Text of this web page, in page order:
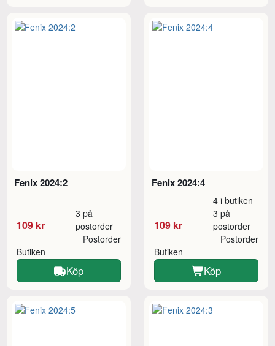
Fenix 2024:2
109 kr
3 på
postorder
Butiken
Postorder
Köp
Fenix 2024:4
109 kr
4 i butiken
3 på
postorder
Butiken
Postorder
Köp